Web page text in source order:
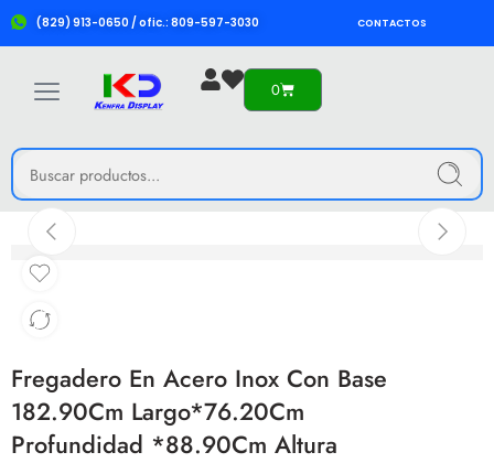
(829) 913-0650 / ofic.: 809-597-3030 CONTACTOS
0
Fregadero En Acero Inox Con Base
182.90Cm Largo*76.20Cm
Profundidad *88.90Cm Altura